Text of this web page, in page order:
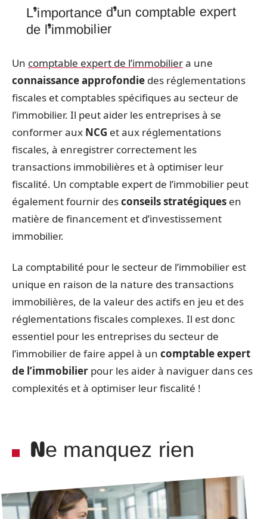
L’importance d’un comptable expert
de l’immobilier
Un comptable expert de l’immobiliera une
connaissance approfondie des réglementations
fiscales et comptables spécifiques au secteur de
l’immobilier. Il peut aider les entreprises à se
conformer aux NCG et aux réglementations
fiscales, à enregistrer correctement les
transactions immobilières et à optimiser leur
fiscalité. Un comptable expert de l’immobilier peut
également fournir desconseils stratégiques en
matière de financement et d’investissement
immobilier.
La comptabilité pour le secteur de l’immobilier est
unique en raison de la nature des transactions
immobilières, de la valeur des actifs en jeu et des
réglementations fiscales complexes. Il est donc
essentiel pour les entreprises du secteur de
l’immobilier de faire appel à un comptable expert
de l’immobilier pour les aider à naviguer dans ces
complexités et à optimiser leur fiscalité !
Ne manquez rien